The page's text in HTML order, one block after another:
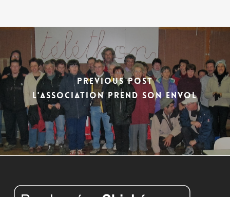
Previous Post
L'association prend son envol